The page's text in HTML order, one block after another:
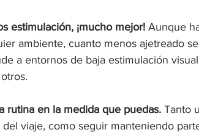
estimulación, ¡mucho mejor! Aunque
ambiente, cuanto menos ajetreado
a entornos de baja estimulación
rutina en la medida que puedas. Tanto
viaje, como seguir manteniendo